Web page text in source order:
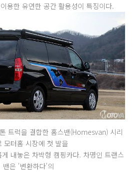
용한 유연한 공간 활용성이 특징이다.
트럭을 결합한 홈스밴(Homesvan) 시리
모터홈 시장에 첫 발을
내놓은 차박형 캠핑카다. 차명인 트랜스
밴은 '변환하다'의